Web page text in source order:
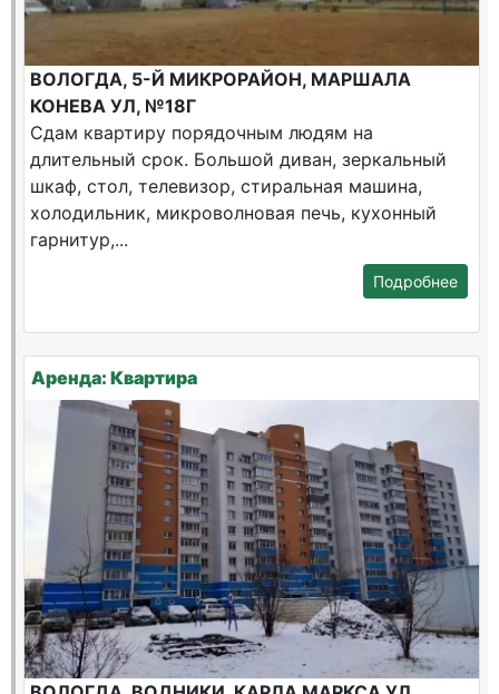
ВОЛОГДА, 5-Й МИКРОРАЙОН, МАРШАЛА
КОНЕВА УЛ, №18Г
Сдам квартиру порядочным людям на
длительный срок. Большой диван, зеркальный
шкаф, стол, телевизор, стиральная машина,
холодильник, микроволновая печь, кухонный
гарнитур,...
Подробнее
Аренда: Квартира